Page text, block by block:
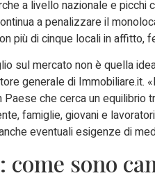
a livello nazionale e picchi
a penalizzare il
più di cinque locali in affitto,
sul mercato non è quella
generale di
che cerca un
famiglie, giovani e
eventuali esigenze di
come sono